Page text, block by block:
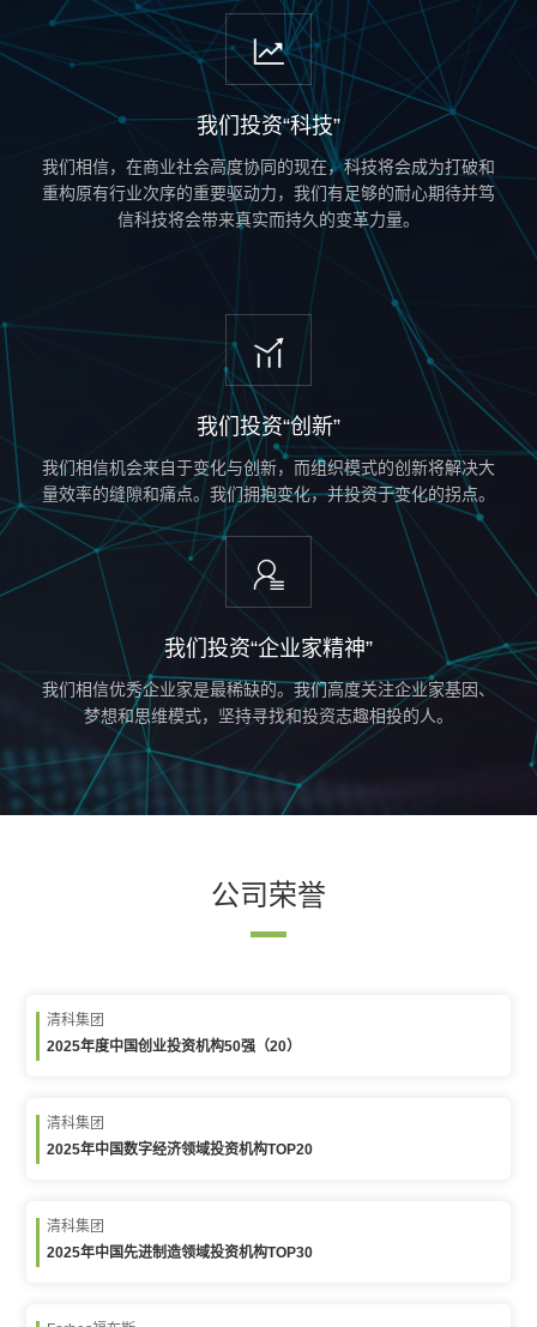
我们投资“科技”
我们相信，在商业社会高度协同的现在，科技将会成为打破和
重构原有行业次序的重要驱动力，我们有足够的耐心期待并笃
信科技将会带来真实而持久的变革力量。
我们投资“创新”
我们相信机会来自于变化与创新，而组织模式的创新将解决大
量效率的缝隙和痛点。我们拥抱变化，并投资于变化的拐点。
我们投资“企业家精神”
我们相信优秀企业家是最稀缺的。我们高度关注企业家基因、
梦想和思维模式，坚持寻找和投资志趣相投的人。
公司荣誉
清科集团
2025年度中国创业投资机构50强（20）
清科集团
2025年中国数字经济领域投资机构TOP20
清科集团
2025年中国先进制造领域投资机构TOP30